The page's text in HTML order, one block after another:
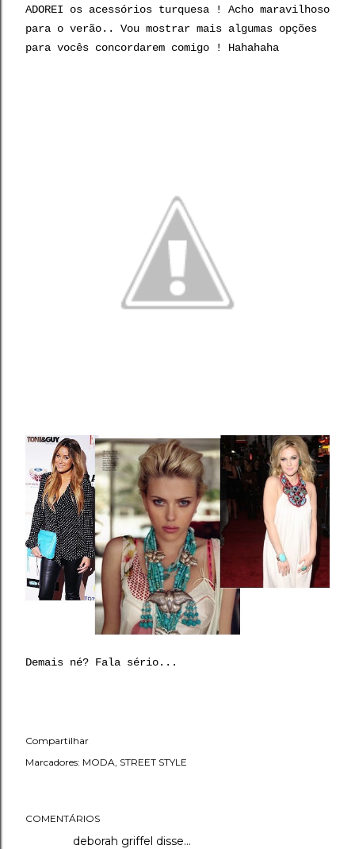
ADOREI os acessórios turquesa ! Acho maravilhoso
para o verão.. Vou mostrar mais algumas opções
para vocês concordarem comigo ! Hahahaha
Demais né? Fala sério...
Compartilhar
Marcadores: MODA STREET STYLE
COMENTÁRIOS
deborah griffel disse…